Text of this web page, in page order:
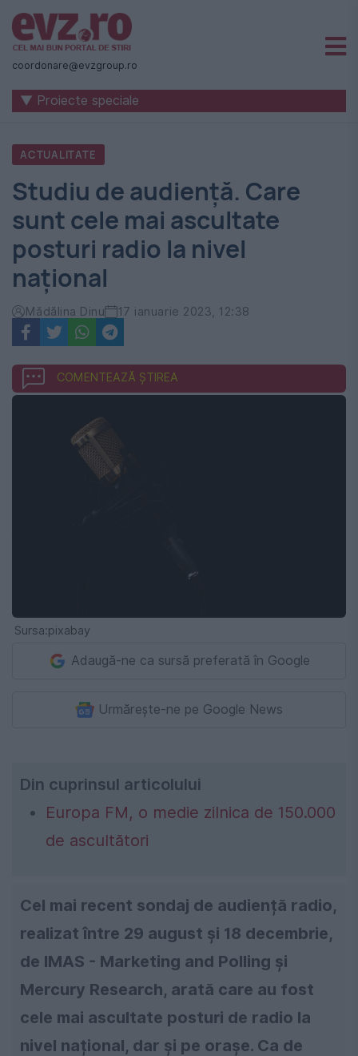
Știri
naționale
internaționale
România
-
Evenimentul
Zilei
coordonare@evzgroup.ro
▼ Proiecte speciale
ACTUALITATE
Studiu de audienţă. Care
sunt cele mai ascultate
posturi radio la nivel
național
Mădălina Dinu 17 ianuarie 2023, 12:38
COMENTEAZĂ ȘTIREA
Sursa:pixabay
Adaugă-ne ca sursă preferată în Google
Urmărește-ne pe Google News
Din cuprinsul articolului
Europa FM, o medie zilnica de 150.000
de ascultători
Cel mai recent sondaj de audiență radio,
realizat între 29 august și 18 decembrie,
de IMAS - Marketing and Polling și
Mercury Research, arată care au fost
cele mai ascultate posturi de radio la
nivel național, dar și pe orașe. Ca de